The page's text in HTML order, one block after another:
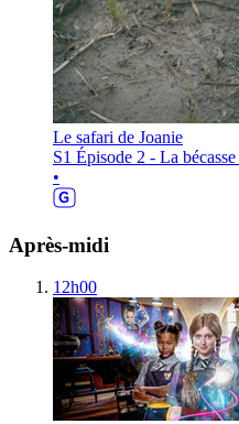
Le safari de Joanie
S1 Épisode 2 - La
•
Après-midi
12h00